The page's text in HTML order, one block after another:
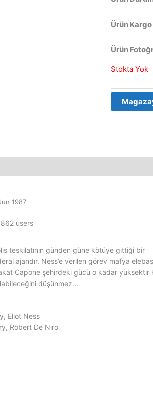
Ürün Kargo
Ürün
Stokta Yok
1987
users
teşkilatının günden güne kötüye gittiği bir
ajandır. Ness’e verilen görev mafya
Capone şehirdeki gücü o kadar yüksektir
düşünmez...
Eliot Ness
Robert De Niro